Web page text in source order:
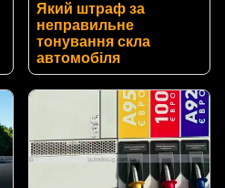
Який штраф за
неправильне
тонування скла
автомобіля